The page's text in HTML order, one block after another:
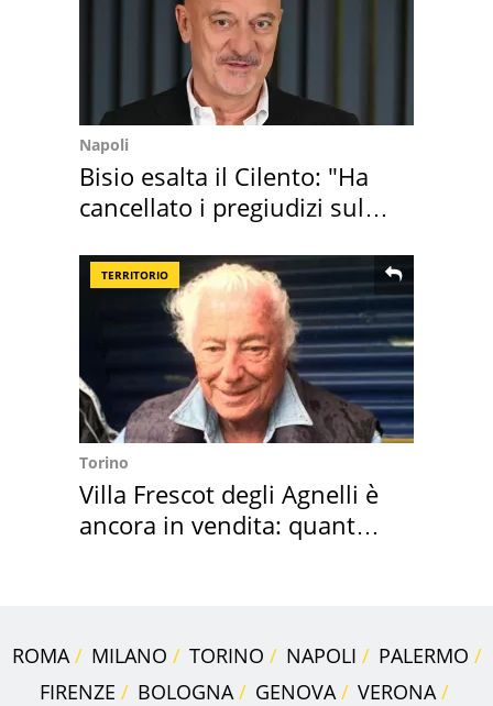
Napoli
Bisio esalta il Cilento: "Ha
cancellato i pregiudizi sul
TERRITORIO
Torino
Villa Frescot degli Agnelli è
ancora in vendita: quanto
ROMA MILANO TORINO NAPOLI
PALERMO
FIRENZE
BOLOGNA GENOVA
VERONA